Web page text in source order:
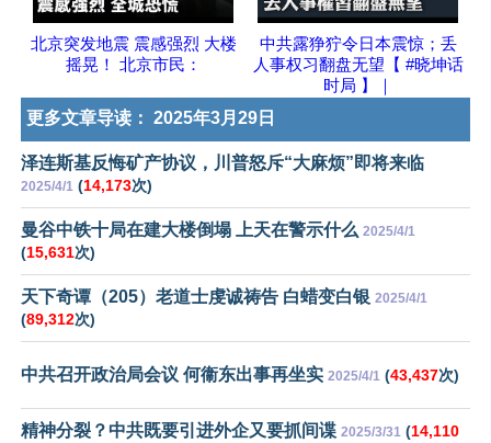
北京突发地震 震感强烈 大楼
摇晃！ 北京市民：
中共露狰狞令日本震惊；丢
人事权习翻盘无望【 #晓坤话
时局 】｜
更多文章导读： 2025年3月29日
泽连斯基反悔矿产协议，川普怒斥“大麻烦”即将来临
2025/4/1 (14,173次)
曼谷中铁十局在建大楼倒塌 上天在警示什么 2025/4/1
(15,631次)
天下奇谭（205）老道士虔诚祷告 白蜡变白银 2025/4/1
(89,312次)
中共召开政治局会议 何衞东出事再坐实 2025/4/1 (43,437次)
精神分裂？中共既要引进外企又要抓间谍 2025/3/31 (14,110